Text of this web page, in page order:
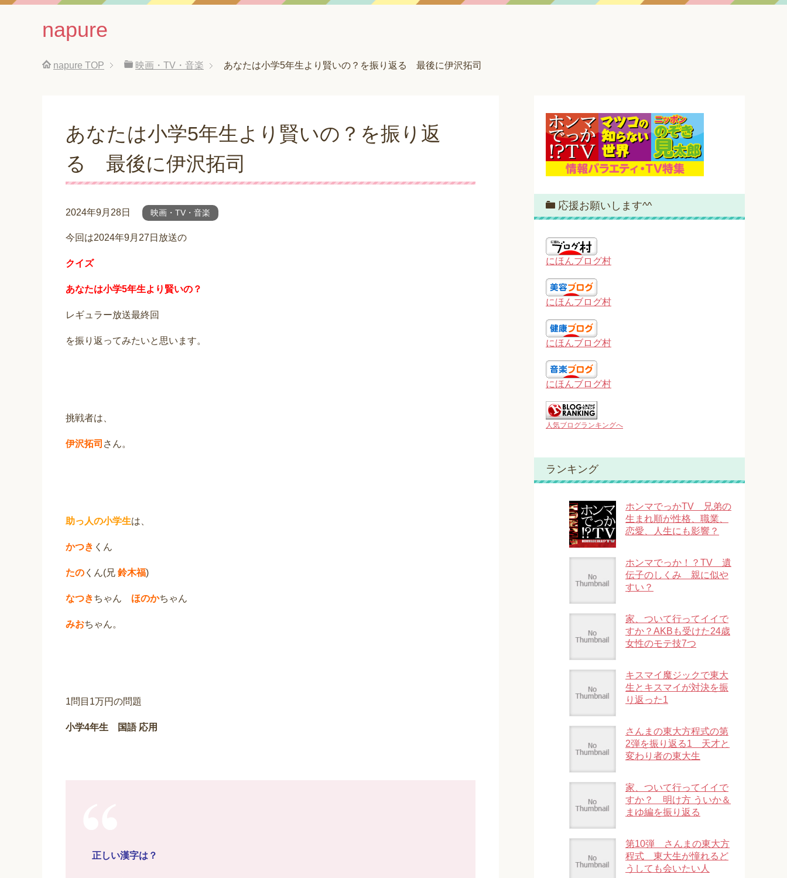
napure
napure TOP 映画・TV・音楽 あなたは小学5年生より賢いの？を振り返る 最後に伊沢拓司
あなたは小学5年生より賢いの？を振り返
る 最後に伊沢拓司
2024年9月28日 映画・TV・音楽
今回は2024年9月27日放送の
クイズ
あなたは小学5年生より賢いの？
レギュラー放送最終回
を振り返ってみたいと思います。
挑戦者は、
伊沢拓司 さん。
助っ人の小学生は、
かつき くん
たの くん(兄 鈴木福)
なつきちゃん ほのかちゃん
みおちゃん。
1問目1万円の問題
小学4年生 国語 応用
正しい漢字は？
応援お願いします^^
にほんブログ村
にほんブログ村
にほんブログ村
にほんブログ村
人気ブログランキングへ
ランキング
ホンマでっかTV 兄弟の
生まれ順が性格、職業、
恋愛、人生にも影響？
ホンマでっか！？TV 遺
伝子のしくみ 親に似や
すい？
家、ついて行ってイイで
すか？AKBも受けた24歳
女性のモテ技7つ
キスマイ魔ジックで東大
生とキスマイが対決を振
り返った1
さんまの東大方程式の第
2弾を振り返る1 天才と
変わり者の東大生
家、ついて行ってイイで
すか？ 明け方 ういか＆
まゆ編を振り返る
第10弾 さんまの東大方
程式 東大生が憧れるど
うしても会いたい人